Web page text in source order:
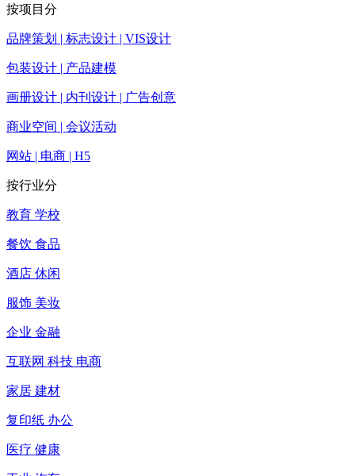
按项目分
品牌策划 | 标志设计 | VIS设计
包装设计 | 产品建模
画册设计 | 内刊设计 | 广告创意
商业空间 | 会议活动
网站 | 电商 | H5
按行业分
教育 学校
餐饮 食品
酒店 休闲
服饰 美妆
企业 金融
互联网 科技 电商
家居 建材
复印纸 办公
医疗 健康